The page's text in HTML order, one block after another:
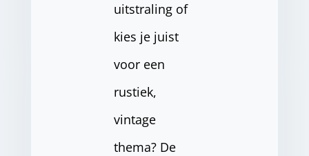
uitstraling of
kies je juist
voor een
rustiek,
vintage
thema? De